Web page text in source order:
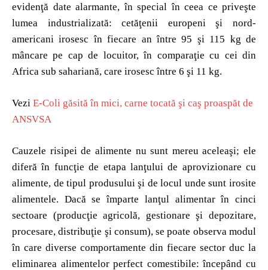
evidenţă date alarmante, în special în ceea ce priveşte
lumea industrializată: cetăţenii europeni şi nord-
americani irosesc în fiecare an între 95 şi 115 kg de
mâncare pe cap de locuitor, în comparaţie cu cei din
Africa sub sahariană, care irosesc între 6 şi 11 kg.
Vezi E-Coli găsită în mici, carne tocată şi caş proaspăt de
ANSVSA
Cauzele risipei de alimente nu sunt mereu aceleaşi; ele
diferă în funcţie de etapa lanţului de aprovizionare cu
alimente, de tipul produsului şi de locul unde sunt irosite
alimentele. Dacă se împarte lanţul alimentar în cinci
sectoare (producţie agricolă, gestionare şi depozitare,
procesare, distribuţie şi consum), se poate observa modul
în care diverse comportamente din fiecare sector duc la
eliminarea alimentelor perfect comestibile: începând cu